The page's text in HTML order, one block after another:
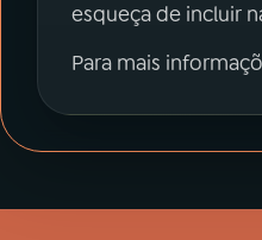
esqueça de incluir
Para mais